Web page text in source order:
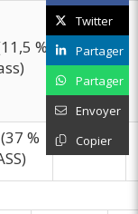
%
1,30 %
%
0,50 %
Twitter
Partager
Partager
Envoyer
Copier